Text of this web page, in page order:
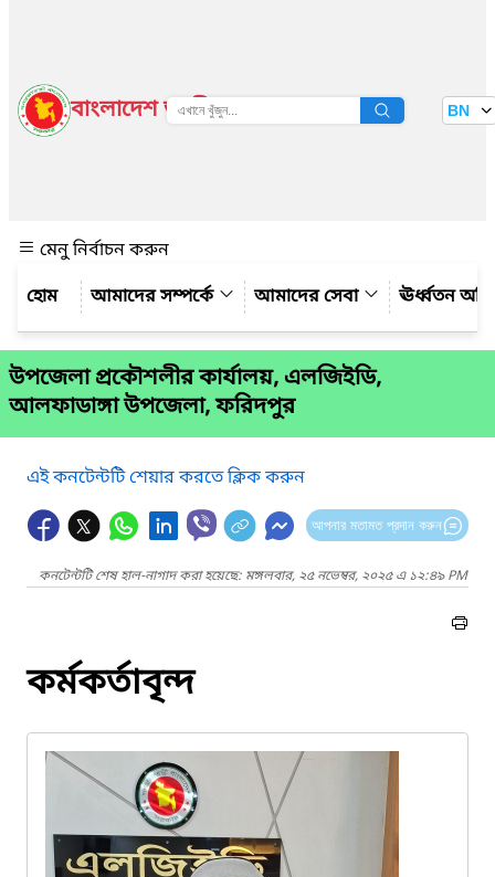
বাংলাদেশ জাতীয় তথ্য বাতায়ন BN
মেনু নির্বাচন করুন
আমাদের সম্পর্কে
আমাদের সেবা ঊর্ধ্বতন
উপজেলা প্রকৌশলীর কার্যালয়, এলজিইডি,
আলফাডাঙ্গা উপজেলা, ফরিদপুর
এই কনটেন্টটি শেয়ার করতে ক্লিক করুন
আপনার মতামত প্রদান করুন
কনটেন্টটি শেষ হাল-নাগাদ করা হয়েছে: মঙ্গলবার, ২৫ নভেম্বর, ২০২৫ এ ১২:৪৯ PM
কর্মকর্তাবৃন্দ